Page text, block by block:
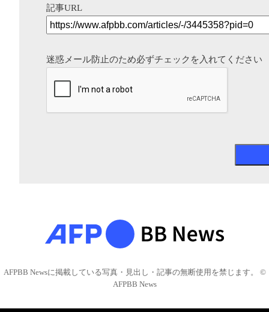
記事URL
迷惑メール防止のため必ずチェックを入れてください
AFPBB Newsに掲載している写真・見出し・記事の無断使用を禁じます。 ©
AFPBB News